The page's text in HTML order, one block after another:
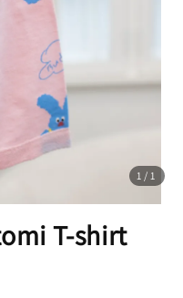
1 /1
T-shirt